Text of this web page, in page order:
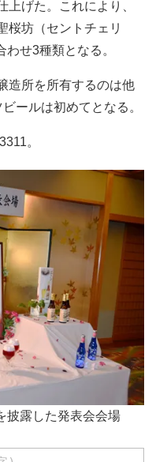
げた。これにより、
桜坊（セントチェリ
せ3種類となる。
造所を所有するのは他
ールは初めてとなる。
。
披露した発表会会場